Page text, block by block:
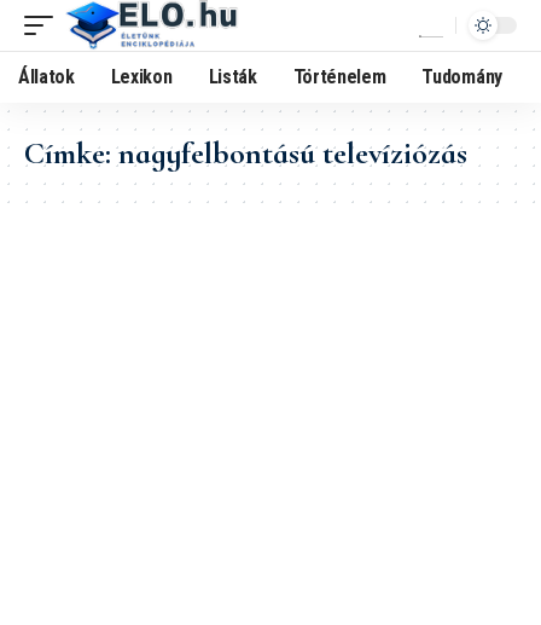
Állatok Lexikon Listák Történelem Tudomány
Címke:nagyfelbontású televíziózás